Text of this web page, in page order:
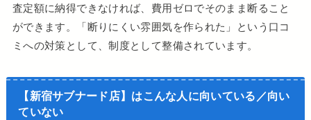
査定額に納得できなければ、費用ゼロでそのまま断ること
ができます。「断りにくい雰囲気を作られた」という口コ
ミへの対策として、制度として整備されています。
【新宿サブナード店】はこんな人に向いている／向い
ていない